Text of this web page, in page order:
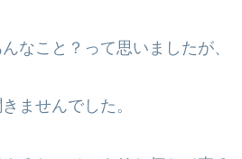
なこと？って思いましたが、
ませんでした。